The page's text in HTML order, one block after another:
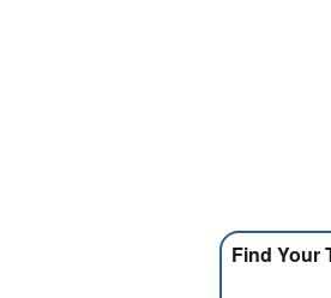
Find Your